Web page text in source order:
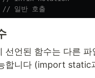
// 일반 호출
선언된 함수는 다른
합니다 (import static